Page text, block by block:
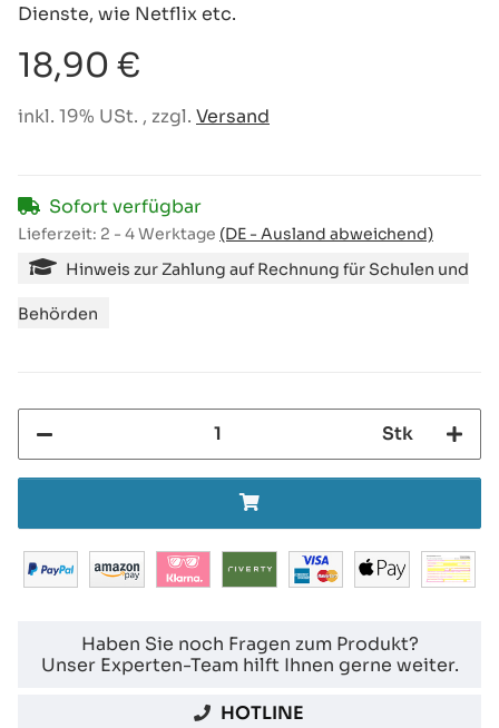
Dienste, wie Netflix etc.
18,90 €
inkl. 19% USt. , zzgl. Versand
Sofort verfügbar
Lieferzeit: 2 - 4 Werktage (DE - Ausland abweichend)
Hinweis zur Zahlung auf Rechnung für Schulen und
Behörden
Stk
Haben Sie noch Fragen zum Produkt?
Unser Experten-Team hilft Ihnen gerne weiter.
HOTLINE